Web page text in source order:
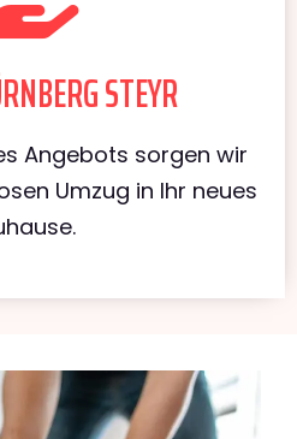
STEYR
Angebots sorgen wir
Umzug in Ihr neues